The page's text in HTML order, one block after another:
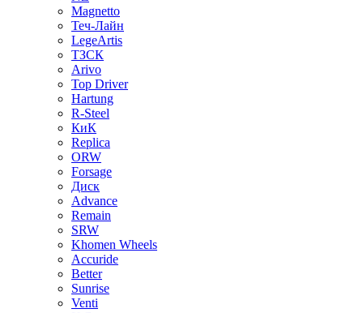
Magnetto
Теч-Лайн
LegeArtis
ТЗСК
Arivo
Top Driver
Hartung
R-Steel
КиК
Replica
ORW
Forsage
Диск
Advance
Remain
SRW
Khomen Wheels
Accuride
Better
Sunrise
Venti